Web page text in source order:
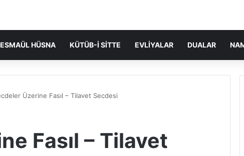
ESMAÜL HÜSNA KÜTÜB-I SITTE EVLIYALAR DUALAR
Üzerine Fasıl – Tilavet Secdesi
Fasıl – Tilavet